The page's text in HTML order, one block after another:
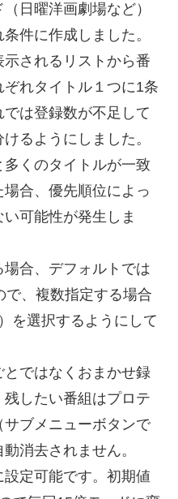
日曜洋画劇場など）
件に作成しました。
されるリストから番
れタイトル１つに1条
は登録数が不足して
るようにしました。
くのタイトルが一致
合、優先順位によっ
可能性が発生しま
合、デフォルトでは
、複数指定する場合
を選択するようにして
ではなくおまかせ録
したい番組はプロテ
ブメニューボタンで
消去されません。
定可能です。初期値